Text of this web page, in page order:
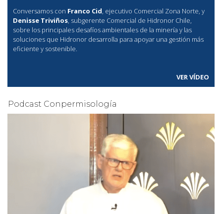
Conversamos con Franco Cid, ejecutivo Comercial Zona Norte, y
Denisse Triviños, subgerente Comercial de Hidronor Chile,
sobre los principales desafíos ambientales de la minería y las
soluciones que Hidronor desarrolla para apoyar una gestión más
eficiente y sostenible.
VER VÍDEO
Podcast Conpermisología